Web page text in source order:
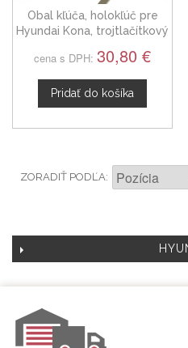
Obal kľúča, holokľúč pre
Hyundai Kona, trojtlačítkový
cena s DPH: 30,80 €
Pridať do košíka
ZORADIŤ PODĽA